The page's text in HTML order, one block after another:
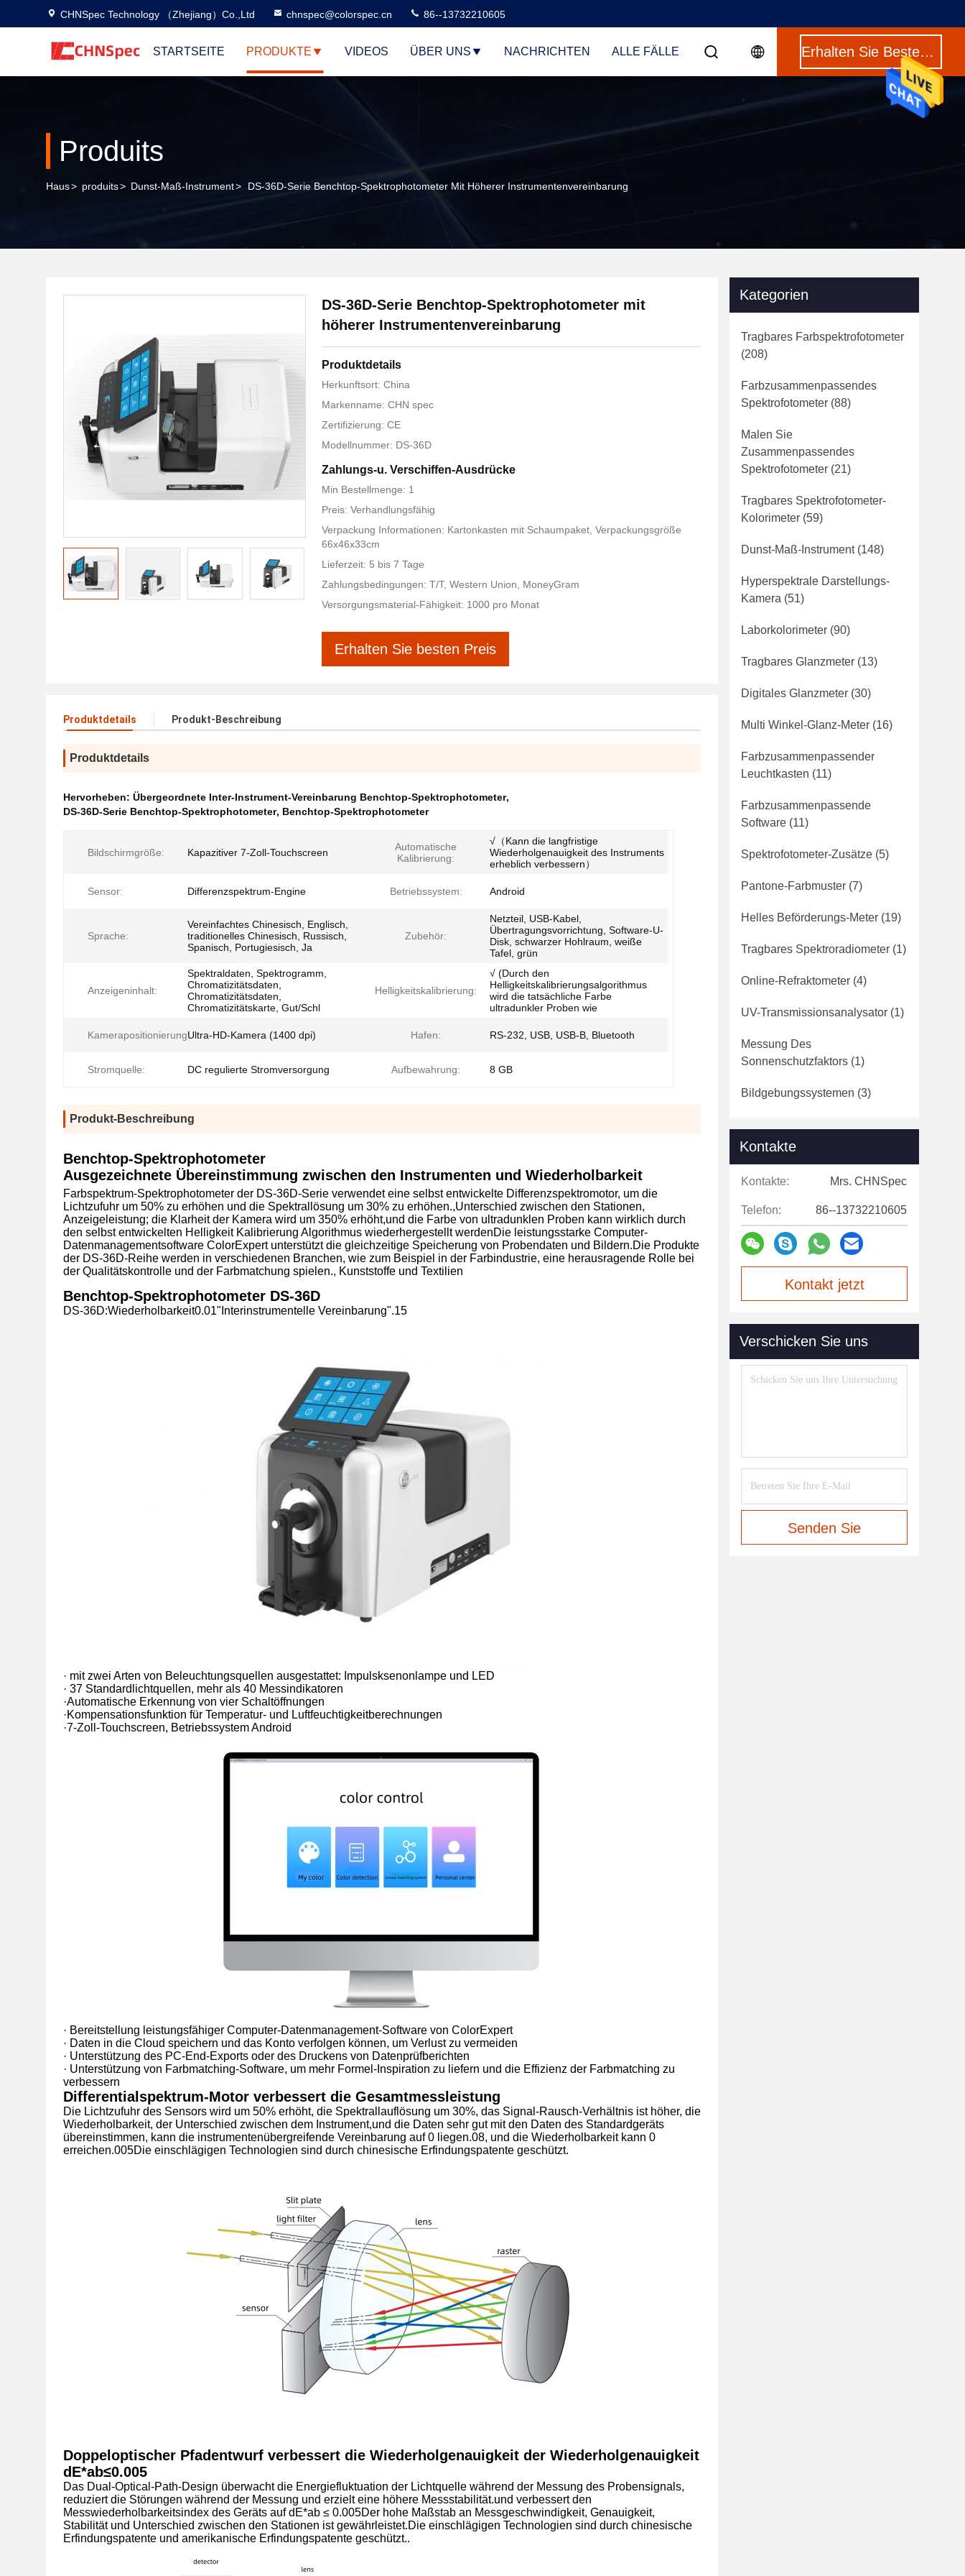
CHNSpec Technology （Zhejiang）Co.,Ltd chnspec@colorspec.cn 86--13732210605
STARTSEITE PRODUKTE VIDEOS ÜBER UNS NACHRICHTEN ALLE FÄLLE Erhalten Sie Besten Preis
Produits
Haus> produits> Dunst-Maß-Instrument> DS-36D-Serie Benchtop-Spektrophotometer Mit Höherer Instrumentenvereinbarung
DS-36D-Serie Benchtop-Spektrophotometer mit
höherer Instrumentenvereinbarung
Produktdetails
Herkunftsort: China
Markenname: CHN spec
Zertifizierung: CE
Modellnummer: DS-36D
Zahlungs-u. Verschiffen-Ausdrücke
Min Bestellmenge: 1
Preis: Verhandlungsfähig
Verpackung Informationen: Kartonkasten mit Schaumpaket, Verpackungsgröße
66x46x33cm
Lieferzeit: 5 bis 7 Tage
Zahlungsbedingungen: T/T, Western Union, MoneyGram
Versorgungsmaterial-Fähigkeit: 1000 pro Monat
Erhalten Sie besten Preis
Produktdetails Produkt-Beschreibung
Produktdetails
Hervorheben: Übergeordnete Inter-Instrument-Vereinbarung Benchtop-Spektrophotometer,
DS-36D-Serie Benchtop-Spektrophotometer, Benchtop-Spektrophotometer
Bildschirmgröße: Kapazitiver 7-Zoll-Touchscreen
Automatische
Kalibrierung:
√（Kann die langfristige
Wiederholgenauigkeit des Instruments
erheblich verbessern）
Sensor: Differenzspektrum-Engine Betriebssystem: Android
Sprache:
Vereinfachtes Chinesisch, Englisch,
traditionelles Chinesisch, Russisch,
Spanisch, Portugiesisch, Ja
Zubehör:
Netzteil, USB-Kabel,
Übertragungsvorrichtung, Software-U-
Disk, schwarzer Hohlraum, weiße
Tafel, grün
Anzeigeninhalt:
Spektraldaten, Spektrogramm,
Chromatizitätsdaten,
Chromatizitätsdaten,
Chromatizitätskarte, Gut/Schl
Helligkeitskalibrierung:
√ (Durch den
Helligkeitskalibrierungsalgorithmus
wird die tatsächliche Farbe
ultradunkler Proben wie
Kamerapositionierung:Ultra-HD-Kamera (1400 dpi) Hafen: RS-232, USB, USB-B, Bluetooth
Stromquelle: DC regulierte Stromversorgung Aufbewahrung: 8 GB
Produkt-Beschreibung
Benchtop-Spektrophotometer
Ausgezeichnete Übereinstimmung zwischen den Instrumenten und Wiederholbarkeit
Farbspektrum-Spektrophotometer der DS-36D-Serie verwendet eine selbst entwickelte Differenzspektromotor, um die
Lichtzufuhr um 50% zu erhöhen und die Spektrallösung um 30% zu erhöhen.,Unterschied zwischen den Stationen,
Anzeigeleistung; die Klarheit der Kamera wird um 350% erhöht,und die Farbe von ultradunklen Proben kann wirklich durch
den selbst entwickelten Helligkeit Kalibrierung Algorithmus wiederhergestellt werdenDie leistungsstarke Computer-
Datenmanagementsoftware ColorExpert unterstützt die gleichzeitige Speicherung von Probendaten und Bildern.Die Produkte
der DS-36D-Reihe werden in verschiedenen Branchen, wie zum Beispiel in der Farbindustrie, eine herausragende Rolle bei
der Qualitätskontrolle und der Farbmatchung spielen., Kunststoffe und Textilien
Benchtop-Spektrophotometer DS-36D
DS-36D:Wiederholbarkeit0.01"Interinstrumentelle Vereinbarung".15
· mit zwei Arten von Beleuchtungsquellen ausgestattet: Impulsksenonlampe und LED
· 37 Standardlichtquellen, mehr als 40 Messindikatoren
·Automatische Erkennung von vier Schaltöffnungen
·Kompensationsfunktion für Temperatur- und Luftfeuchtigkeitberechnungen
·7-Zoll-Touchscreen, Betriebssystem Android
· Bereitstellung leistungsfähiger Computer-Datenmanagement-Software von ColorExpert
· Daten in die Cloud speichern und das Konto verfolgen können, um Verlust zu vermeiden
· Unterstützung des PC-End-Exports oder des Druckens von Datenprüfberichten
· Unterstützung von Farbmatching-Software, um mehr Formel-Inspiration zu liefern und die Effizienz der Farbmatching zu
verbessern
Differentialspektrum-Motor verbessert die Gesamtmessleistung
Die Lichtzufuhr des Sensors wird um 50% erhöht, die Spektrallauflösung um 30%, das Signal-Rausch-Verhältnis ist höher, die
Wiederholbarkeit, der Unterschied zwischen dem Instrument,und die Daten sehr gut mit den Daten des Standardgeräts
übereinstimmen, kann die instrumentenübergreifende Vereinbarung auf 0 liegen.08, und die Wiederholbarkeit kann 0
erreichen.005Die einschlägigen Technologien sind durch chinesische Erfindungspatente geschützt.
Doppeloptischer Pfadentwurf verbessert die Wiederholgenauigkeit der Wiederholgenauigkeit
dE*ab≤0.005
Das Dual-Optical-Path-Design überwacht die Energiefluktuation der Lichtquelle während der Messung des Probensignals,
reduziert die Störungen während der Messung und erzielt eine höhere Messstabilität.und verbessert den
Messwiederholbarkeitsindex des Geräts auf dE*ab ≤ 0.005Der hohe Maßstab an Messgeschwindigkeit, Genauigkeit,
Stabilität und Unterschied zwischen den Stationen ist gewährleistet.Die einschlägigen Technologien sind durch chinesische
Erfindungspatente und amerikanische Erfindungspatente geschützt..
Kategorien
Tragbares Farbspektrofotometer
(208)
Farbzusammenpassendes
Spektrofotometer (88)
Malen Sie
Zusammenpassendes
Spektrofotometer (21)
Tragbares Spektrofotometer-
Kolorimeter (59)
Dunst-Maß-Instrument(148)
Hyperspektrale Darstellungs-
Kamera (51)
Laborkolorimeter (90)
Tragbares Glanzmeter (13)
Digitales Glanzmeter (30)
Multi Winkel-Glanz-Meter (16)
Farbzusammenpassender
Leuchtkasten (11)
Farbzusammenpassende
Software (11)
Spektrofotometer-Zusätze (5)
Pantone-Farbmuster (7)
Helles Beförderungs-Meter (19)
Tragbares Spektroradiometer (1)
Online-Refraktometer (4)
UV-Transmissionsanalysator (1)
Messung Des
Sonnenschutzfaktors (1)
Bildgebungssystemen (3)
Kontakte
Kontakte: Mrs. CHNSpec
Telefon: 86--13732210605
Kontakt jetzt
Verschicken Sie uns
Senden Sie